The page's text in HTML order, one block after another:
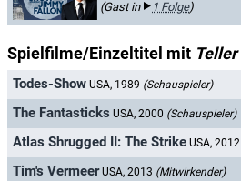
(Gast in 1 Folge)
Spielfilme/Einzeltitel mit Teller
Todes-Show USA, 1989 (Schauspieler)
The Fantasticks USA, 2000 (Schauspieler)
Atlas Shrugged II: The Strike USA, 2012
Tim's Vermeer USA, 2013 (Mitwirkender)